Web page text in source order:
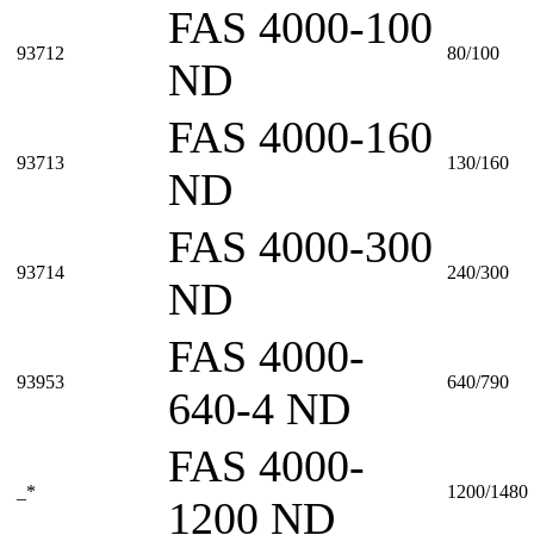
93712
FAS 4000-100
ND
80/100
93713
FAS 4000-160
ND
130/160
93714
FAS 4000-300
ND
240/300
93953
FAS 4000-
640-4 ND
640/790
_*
FAS 4000-
1200 ND
1200/1480